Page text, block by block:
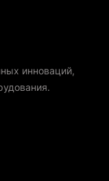
инноваций,